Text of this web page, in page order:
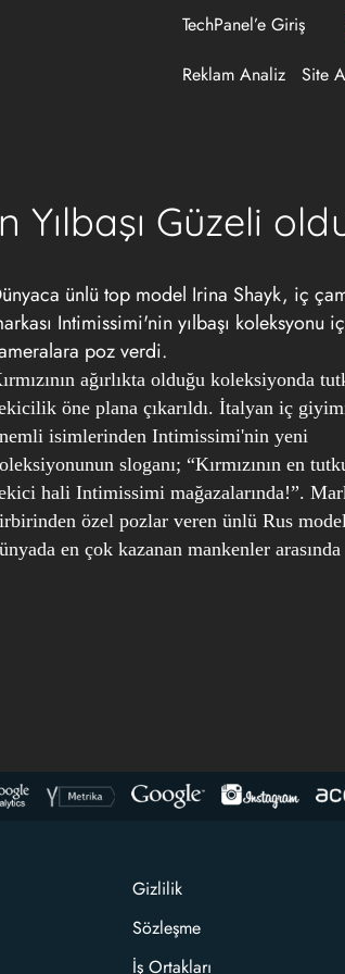
TechPanel’e Giriş
Reklam Analiz Site
Güzeli
ünlü top model Irina Shayk, iç
Intimissimi'nin yılbaşı koleksyonu
poz verdi.
ağırlıkta olduğu koleksiyonda
öne plana çıkarıldı. İtalyan iç
isimlerinden Intimissimi'nin yeni
sloganı; “Kırmızının en
hali Intimissimi mağazalarında!”.
özel pozlar veren ünlü Rus
en çok kazanan mankenler arasında
Gizlilik
Sözleşme
İş Ortakları